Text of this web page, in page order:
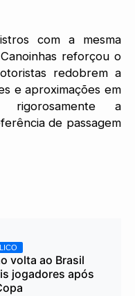
com a mesma
reforçou o
redobrem a
e aproximações em
rigorosamente a
de passagem
volta ao Brasil
jogadores após